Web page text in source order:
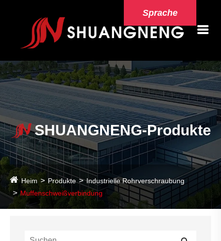
Sprache
SHUANGNENG-Produkte
Heim Produkte
Industrielle Rohrverschraubung
Muffenschweißverbindung